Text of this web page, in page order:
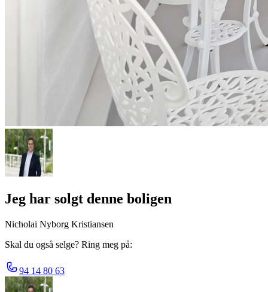
Jeg har solgt denne boligen
Nicholai Nyborg Kristiansen
Skal du også selge? Ring meg på:
94 14 80 63